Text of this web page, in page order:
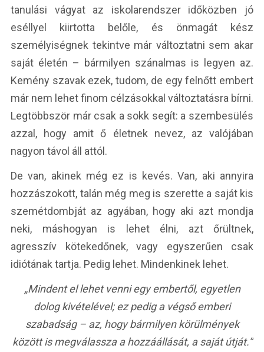
tanulási vágyat az iskolarendszer időközben jó
eséllyel kiirtotta belőle, és önmagát kész
személyiségnek tekintve már változtatni sem akar
saját életén – bármilyen szánalmas is legyen az.
Kemény szavak ezek, tudom, de egy felnőtt embert
már nem lehet finom célzásokkal változtatásra bírni.
Legtöbbször már csak a sokk segít: a szembesülés
azzal, hogy amit ő életnek nevez, az valójában
nagyon távol áll attól.
De van, akinek még ez is kevés. Van, aki annyira
hozzászokott, talán még meg is szerette a saját kis
szemétdombját az agyában, hogy aki azt mondja
neki, máshogyan is lehet élni, azt őrültnek,
agresszív kötekedőnek, vagy egyszerűen csak
idiótának tartja. Pedig lehet. Mindenkinek lehet.
„Mindent el lehet venni egy embertől, egyetlen
dolog kivételével; ez pedig a végső emberi
szabadság – az, hogy bármilyen körülmények
között is megválassza a hozzáállását, a saját útját.”